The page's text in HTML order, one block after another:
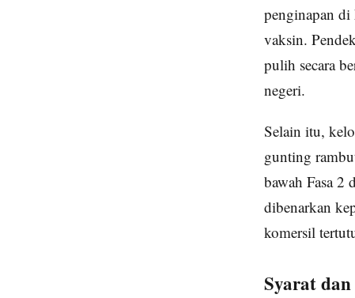
penginapan
vaksin.
pulih secara
negeri.
Selain itu,
gunting
bawah Fasa
dibenarkan
komersil
Syarat